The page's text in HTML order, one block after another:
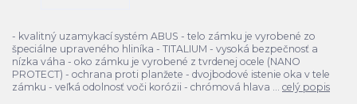
- kvalitný uzamykací systém ABUS - telo zámku je vyrobené zo
špeciálne upraveného hliníka - TITALIUM - vysoká bezpečnosť a
nízka váha - oko zámku je vyrobené z tvrdenej ocele (NANO
PROTECT) - ochrana proti planžete - dvojbodové istenie oka v tele
zámku - veľká odolnosť voči korózii - chrómová hlava ... celý popis